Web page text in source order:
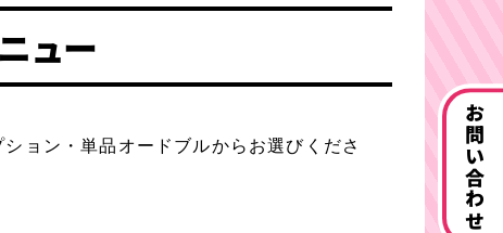
お問い合わせ
ュー
ョン・単品オードブルからお選びくださ